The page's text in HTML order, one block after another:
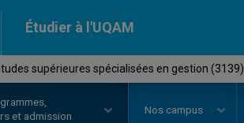
Étudier à l'UQAM
supérieures spécialisées en gestion (3139)
et admission
Nos campus